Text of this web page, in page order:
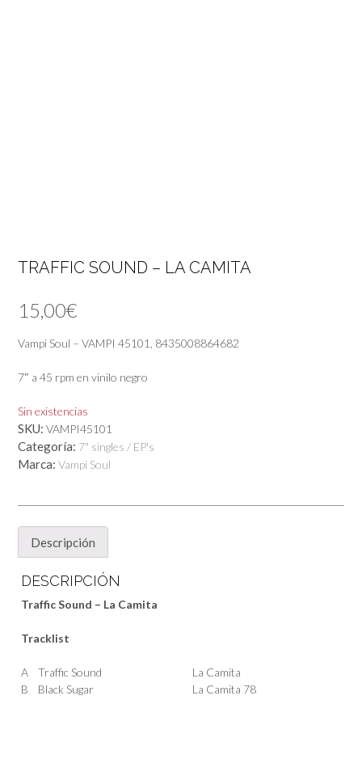
TRAFFIC SOUND – LA CAMITA
15,00€
Vampi Soul – VAMPI 45101, 8435008864682
7″ a 45 rpm en vinilo negro
Sin existencias
SKU: VAMPI45101
Categoría: 7" singles / EP's
Marca: Vampi Soul
Descripción
DESCRIPCIÓN
Traffic Sound – La Camita
Tracklist
A Traffic Sound
La Camita
B
Black Sugar La Camita 78